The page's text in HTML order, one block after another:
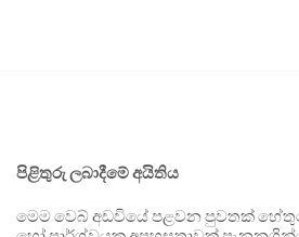
පිළිතුරු ලබාදීමේ අයිතිය
මෙම වෙබ් අඩවියේ පළවන පුවතක්